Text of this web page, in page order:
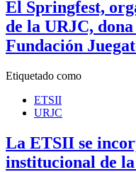
El Springfest,
de la URJC,
Fundación
Etiquetado como
ETSII
URJC
La ETSII se
institucional de